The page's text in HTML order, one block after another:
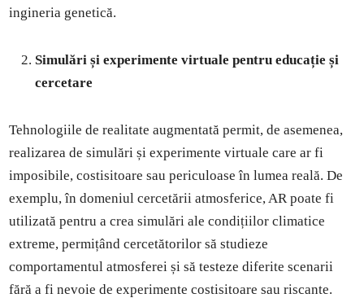
ingineria genetică.
Simulări și experimente virtuale pentru educație și
cercetare
Tehnologiile de realitate augmentată permit, de asemenea,
realizarea de simulări și experimente virtuale care ar fi
imposibile, costisitoare sau periculoase în lumea reală. De
exemplu, în domeniul cercetării atmosferice, AR poate fi
utilizată pentru a crea simulări ale condițiilor climatice
extreme, permițând cercetătorilor să studieze
comportamentul atmosferei și să testeze diferite scenarii
fără a fi nevoie de experimente costisitoare sau riscante.